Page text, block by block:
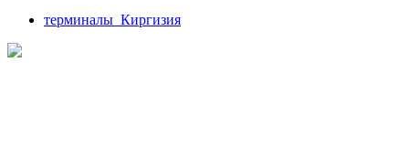
терминалы_Киргизия